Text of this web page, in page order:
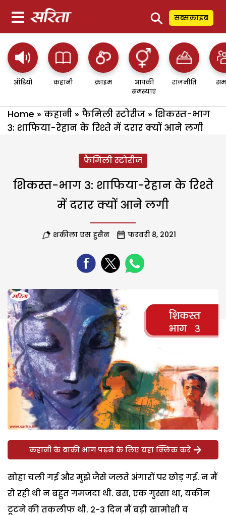
⚲ सब्सक्राइब
ऑडियो कहानी क्राइम
आपकी
समस्याएं
राजनीति
Home » कहानी » फैमिली स्टोरीज » शिकस्त-भाग
3: शाफिया-रेहान के रिश्ते में दरार क्यों आने लगी
फैमिली स्टोरीज
शिकस्त-भाग 3: शाफिया-रेहान के रिश्ते
में दरार क्यों आने लगी
शकीला एस हुसैन फरवरी 8, 2021
कहानी के बाकी भाग पढ़ने के लिए यहां क्लिक करें
सोहा चली गई और मुझे जैसे जलते अंगारों पर छोड़ गई. न मैं
रो रही थी न बहुत गमजदा थी. बस, एक गुस्सा था, यकीन
टूटने की तकलीफ थी. 2-3 दिन मैं बड़ी खामोशी व